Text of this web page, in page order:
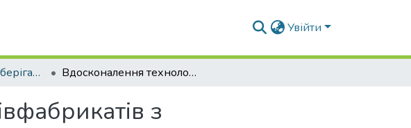
Увійти
ОПП "Технології зберігання, консервування та переробки м’яса" Вдосконалення технології січених напівфабрикатів з використанням рослинних олій
з